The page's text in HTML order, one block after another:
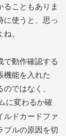
こともありま
に使うと、思っ
。
で動作確認する
機能を入れた
ではなく、
に変わるか確
ルドカードファ
ブルの原因を切